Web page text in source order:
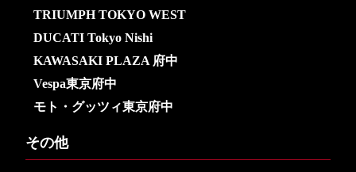
TRIUMPH TOKYO WEST
DUCATI Tokyo Nishi
KAWASAKI PLAZA 府中
Vespa東京府中
モト・グッツィ東京府中
その他